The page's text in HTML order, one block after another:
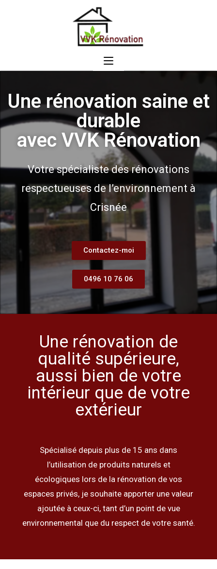
Une rénovation saine et
durable
avec VVK Rénovation
Votre spécialiste des rénovations
respectueuses de l’environnement à
Crisnée
Contactez-moi
0496 10 76 06
Une rénovation de
qualité supérieure,
aussi bien de votre
intérieur que de votre
extérieur
Spécialisé depuis plus de 15 ans dans
l’utilisation de produits naturels et
écologiques lors de la rénovation de vos
espaces privés, je souhaite apporter une valeur
ajoutée à ceux-ci, tant d’un point de vue
environnemental que du respect de votre santé.